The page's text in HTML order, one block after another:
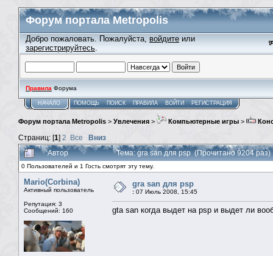
Форум портала Metropolis
Добро пожаловать. Пожалуйста, войдите или
зарегистрируйтесь.
Правила Форума
НАЧАЛО ПОМОЩЬ ПОИСК ПРАВИЛА ВОЙТИ РЕГИСТРАЦИЯ
Форум портала Metropolis > Увлечения > Компьютерные игры >
Страниц: [1] 2 Все
Вниз
Автор
Тема: gra san для psp (Прочитано 9204 раз)
0 Пользователей и 1 Гость смотрят эту тему.
Mario(Corbina)
Активный пользователь
Репутация: 3
Сообщений: 160
gra san для psp
: 07 Июль 2008, 15:45
gta san когда выдет на psp и выдет ли